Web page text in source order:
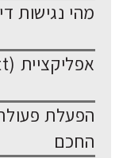
מהי נגישות
אפליקציית Get Taxi (Gett)
הפעלת
החכם